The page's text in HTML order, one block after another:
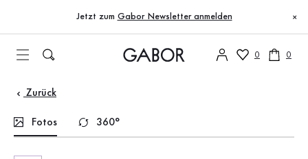
Zum Inhaltsverzeichnis
Zur Hauptnavigation
Jetzt zum Gabor Newsletter anmelden ×
0 0
Zurück
Fotos 360°